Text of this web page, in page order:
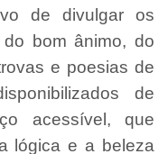
de divulgar os
bom ânimo, do
e poesias de
de
acessível, que
lógica e a beleza